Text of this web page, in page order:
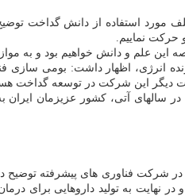
حرکت نماییم.
این علم و دانش خواهیم بود و به
انرژی، اظهار داشت: بومی
دیگر این شرکت در توسعه گداخت
آتی، کشور عزیزمان
فناوری های پیشرفته توضیح
به تولید داروهایی برای